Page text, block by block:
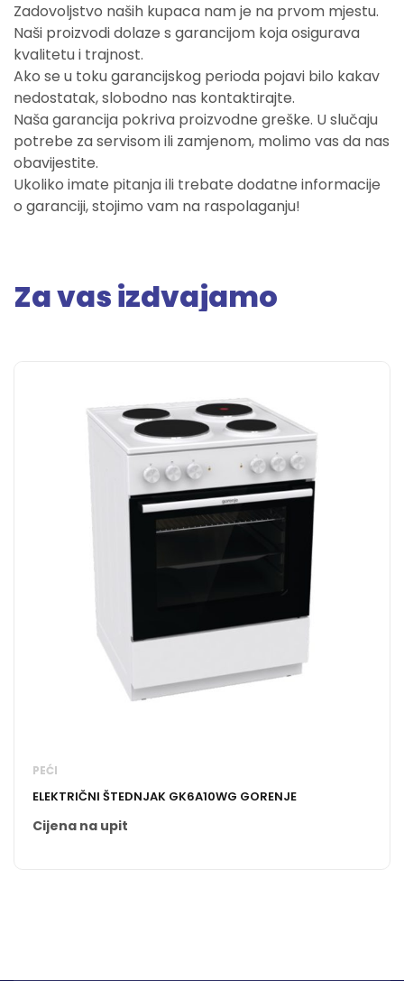
Zadovoljstvo naših kupaca nam je na prvom mjestu.
Naši proizvodi dolaze s garancijom koja osigurava
kvalitetu i trajnost.
Ako se u toku garancijskog perioda pojavi bilo kakav
nedostatak, slobodno nas kontaktirajte.
Naša garancija pokriva proizvodne greške. U slučaju
potrebe za servisom ili zamjenom, molimo vas da nas
obavijestite.
Ukoliko imate pitanja ili trebate dodatne informacije
o garanciji, stojimo vam na raspolaganju!
Za vas izdvajamo
PEĆI
ELEKTRIČNI ŠTEDNJAK GK6A10WG GORENJE
Cijena na upit